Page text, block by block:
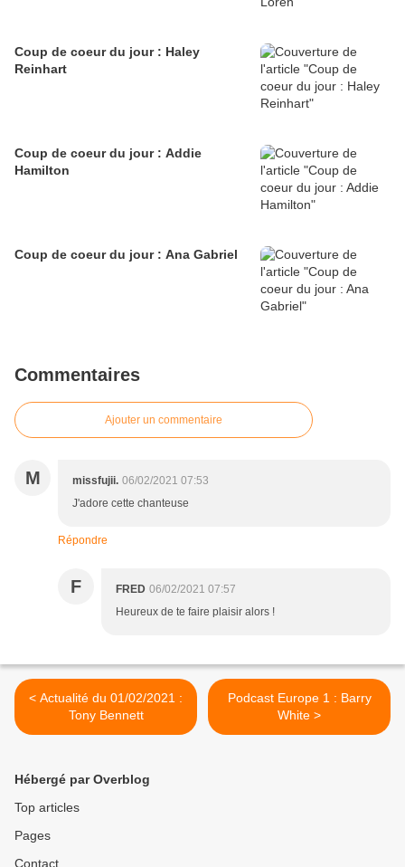
Coup de coeur du jour : Haley
Reinhart
Coup de coeur du jour : Addie
Hamilton
Coup de coeur du jour : Ana Gabriel
Commentaires
Ajouter un commentaire
M missfujii. 06/02/2021 07:53
J'adore cette chanteuse
Répondre
F FRED 06/02/2021 07:57
Heureux de te faire plaisir alors !
< Actualité du 01/02/2021 :
Tony Bennett
Podcast Europe 1 : Barry
White >
Hébergé par Overblog
Top articles
Pages
Contact